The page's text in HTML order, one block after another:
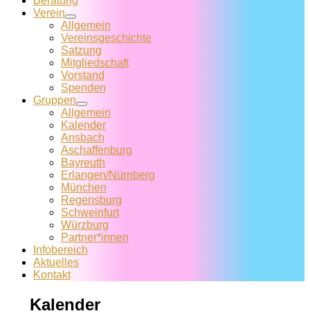
Verein
Allgemein
Vereins­geschichte
Satzung
Mitglied­schaft
Vorstand
Spenden
Gruppen
Allgemein
Kalender
Ansbach
Aschaffenburg
Bayreuth
Erlangen/Nürnberg
München
Regensburg
Schweinfurt
Würzburg
Partner*innen
Infobereich
Aktuelles
Kontakt
Kalender